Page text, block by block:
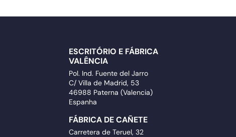
ESCRITÓRIO E FÁBRICA
VALÊNCIA
Pol. Ind. Fuente del Jarro
C/ Villa de Madrid, 53
46988 Paterna (Valencia)
Espanha
FÁBRICA DE CAÑETE
Carretera de Teruel, 32